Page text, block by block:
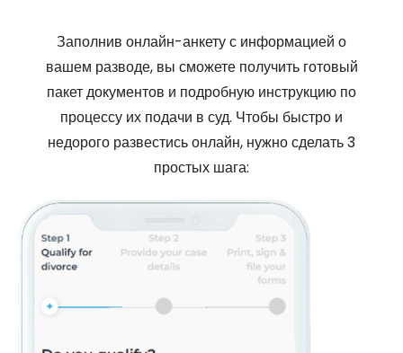
Заполнив онлайн-анкету с информацией о
вашем разводе, вы сможете получить готовый
пакет документов и подробную инструкцию по
процессу их подачи в суд. Чтобы быстро и
недорого развестись онлайн, нужно сделать 3
простых шага: